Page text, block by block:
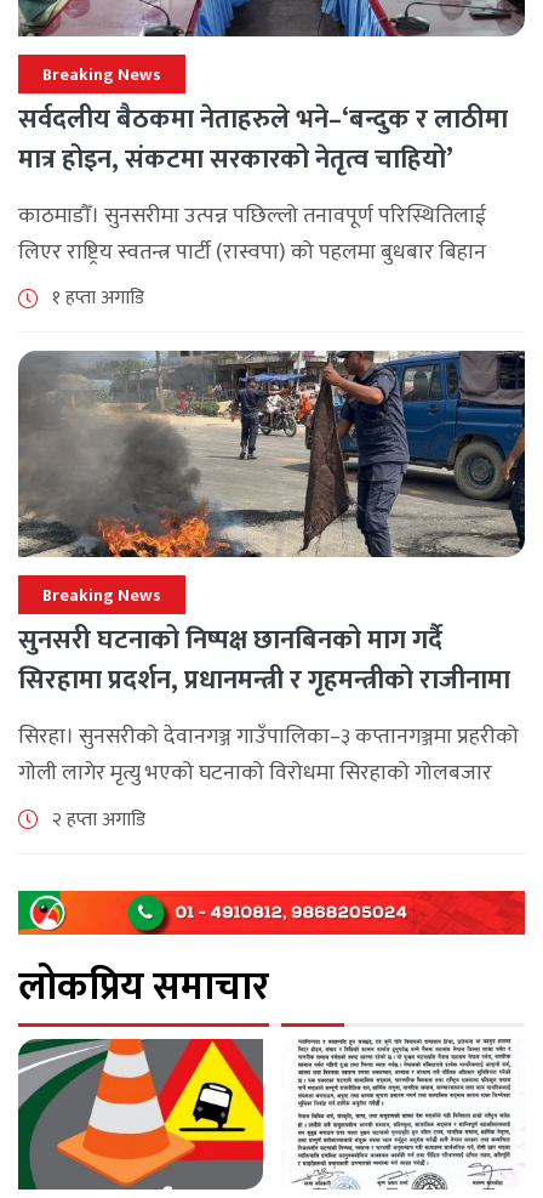
Breaking News
सर्वदलीय बैठकमा नेताहरुले भने–‘बन्दुक र लाठीमा
मात्र होइन, संकटमा सरकारको नेतृत्व चाहियो’
काठमाडौँ। सुनसरीमा उत्पन्न पछिल्लो तनावपूर्ण परिस्थितिलाई
लिएर राष्ट्रिय स्वतन्त्र पार्टी (रास्वपा) को पहलमा बुधबार बिहान
सिंहदरबारमा सर्वदलीय बैठक जारी छ। रास्वपाका सभापति रवि
१ हप्ता अगाडि
Breaking News
सुनसरी घटनाको निष्पक्ष छानबिनको माग गर्दै
सिरहामा प्रदर्शन, प्रधानमन्त्री र गृहमन्त्रीको राजीनामा
माग
सिरहा। सुनसरीको देवानगञ्ज गाउँपालिका–३ कप्तानगञ्जमा प्रहरीको
गोली लागेर मृत्यु भएको घटनाको विरोधमा सिरहाको गोलबजार
नगरपालिका–८ पुरानो चोक चोहर्वामा स्थानीयले प्रदर्शन गरेका
पश्चिम राजमार्ग अवरुद्ध [...]
२ हप्ता अगाडि
लोकप्रिय समाचार